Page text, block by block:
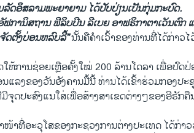
ລັດອິສລາມພະຍາຍາມ ໄດ້ປັບປ່ຽນເປັນກຸ່ມກະບົດ.
ການິສຖານ ຟິລິບປີນ ລີເບຍ ອາຟຣິກາຕາເວັນຕົກ
ດຕັ້ງບ່ອນຫລົບລີ້”ນັ້ນຄືຄຳເວົ້າຂອງທ່ານທີ່ໄດ້ກ່າວໄ
ຫ້ການຊ່ອຍເຫຼືອຄັ້ງໃໝ່ 200 ລ້ານໂດລາ ເພື່ອປົດ
ນແລງຂອງວັນອັງຄານມື້ນີ້ ທ່ານໄດ້ເຂົ້າຮ່ວມກອງປະ
ຈຸດປະສົງແນໃສ່ເພື່ອສ້າງສາເຂດຕ່າງໆຂອງອີຣັກ
າທີ່ອະວຸໂສຂອງກະຊວງການຕ່າງປະເທດ ໄດ້ກ່າ